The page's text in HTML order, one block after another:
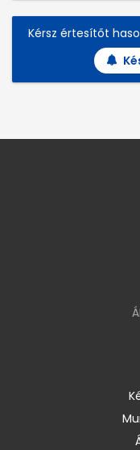
Kérsz értesítőt